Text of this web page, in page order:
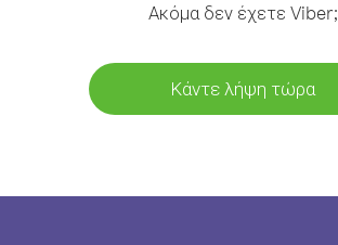
Ακόμα δεν έχετε Viber;
Κάντε λήψη τώρα